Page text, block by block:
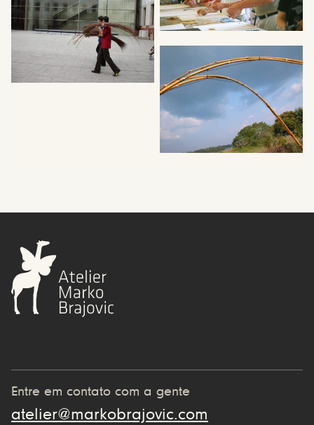
Entre em contato com a gente
atelier@markobrajovic.com